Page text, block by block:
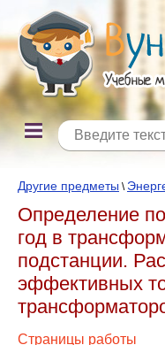
Другие предметы \
Определение
год в
подстанции.
эффективных
Страницы работы